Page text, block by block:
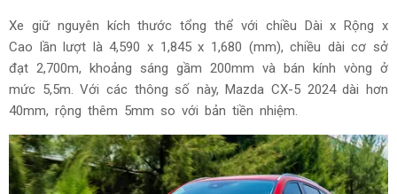
Xe giữ nguyên kích thước tổng thể với chiều Dài x Rộng x
Cao lần lượt là 4,590 x 1,845 x 1,680 (mm), chiều dài cơ sở
đạt 2,700m, khoảng sáng gầm 200mm và bán kính vòng ở
mức 5,5m. Với các thông số này, Mazda CX-5 2024 dài hơn
40mm, rộng thêm 5mm so với bản tiền nhiệm.